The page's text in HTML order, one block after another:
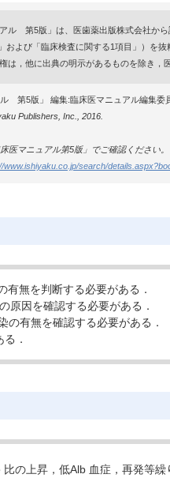
アル 第5版」は、医歯薬出版株式会社か
および「臨床検査に関する1項目」）を
は，他に出典の明示があるものを除き，
ル 第5版」 編集:臨床医マニュアル編集委
Publishers, Inc., 2016.
医マニュアル第5版」でご確認ください。
www.ishiyaku.co.jp/search/
有無を判断する必要がある．
原因を確認する必要がある．
の有無を確認する必要がある．
．
の上昇，低Alb 血症，再発等繰